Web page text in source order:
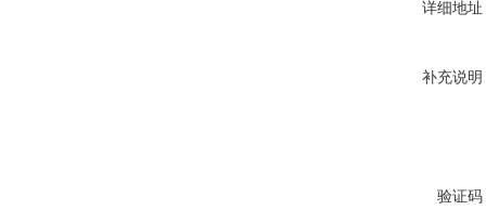
详细地址
补充说明
验证码